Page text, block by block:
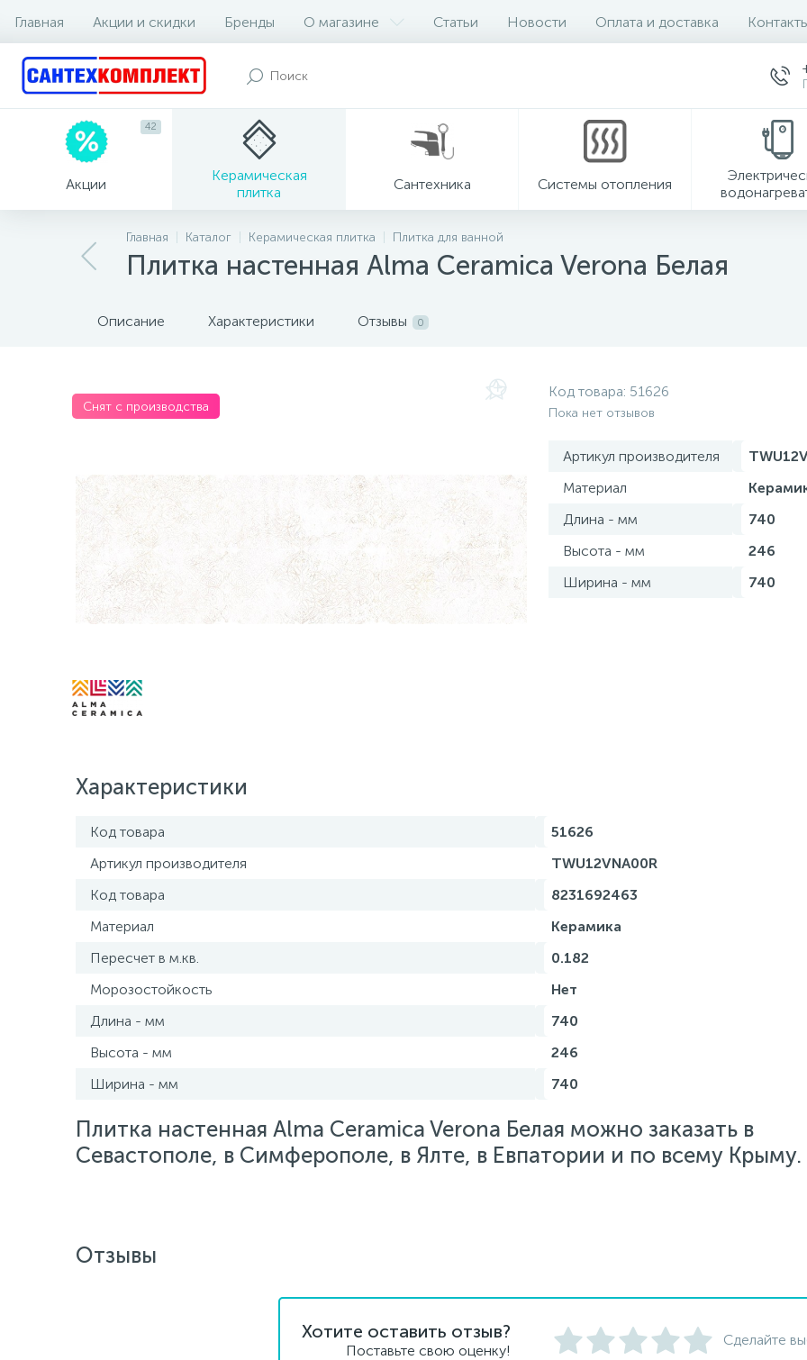
Главная Акции и скидки Бренды О магазине Статьи Новости Оплата и доставка
Акции
42
Керамическая
плитка
Сантехника Системы отопления
Главная Каталог Керамическая плитка Плитка для ванной
Плитка настенная Alma Ceramica Verona Белая
Описание Характеристики Отзывы 0
Снят с производства
Код товара: 51626
Пока нет отзывов
Артикул производителя
Материал
Длина - мм
740
Высота - мм
246
Ширина - мм
740
Характеристики
Код товара
51626
Артикул производителя
TWU12VNA00R
Код товара
8231692463
Материал
Керамика
Пересчет в м.кв.
0.182
Морозостойкость
Нет
Длина - мм
740
Высота - мм
246
Ширина - мм
740
Плитка настенная Alma Ceramica Verona Белая можно заказать в
Севастополе, в Симферополе, в Ялте, в Евпатории и по всему Крыму.
Отзывы
Хотите оставить отзыв?
Поставьте свою оценку!
Сделайте